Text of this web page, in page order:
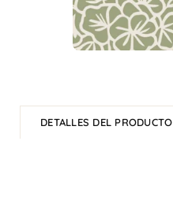
DETALLES DEL PRODUCTO